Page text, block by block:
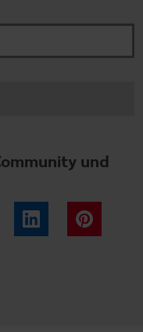
und
Instagram LinkedIn